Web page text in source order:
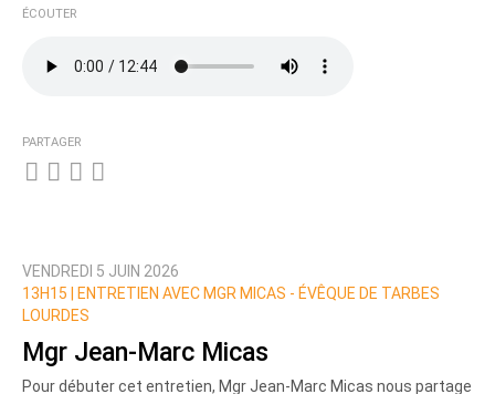
ÉCOUTER
PARTAGER
VENDREDI 5 JUIN 2026
13H15 |
ENTRETIEN AVEC MGR MICAS - ÉVÊQUE DE TARBES
LOURDES
Mgr Jean-Marc Micas
Pour débuter cet entretien, Mgr Jean-Marc Micas nous partage